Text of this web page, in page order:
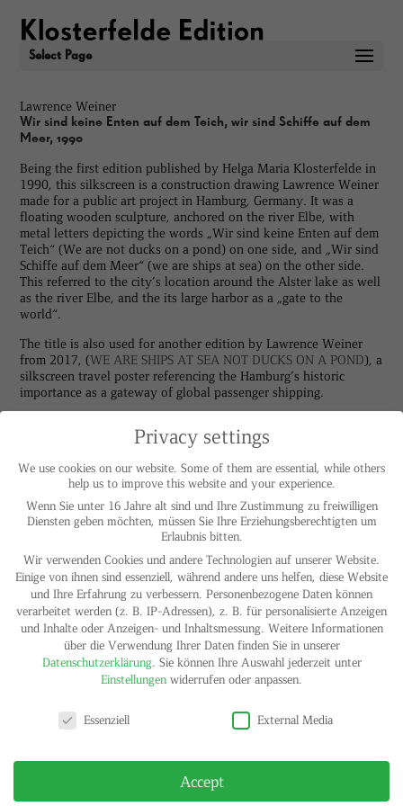
Select Page
Lawrence Weiner
Wir sind keine Enten auf dem Teich, wir sind Schiffe auf dem
Meer, 1990
Being the first edition published by Helga Maria Klosterfelde in
1990, this silkscreen is a construction drawing Lawrence Weiner
made for a public art project in Hamburg, Germany. It was a
floating wooden sculpture, anchored on the river Elbe, with
metal letters depicting the words „Wir sind keine Enten auf dem
Teich“ (We are not ducks on a pond) on one side, and „Wir sind
Schiffe auf dem Meer“ (we are ships at sea) on the other side.
This referred to the city’s location around the Alster lake as well
as the river Elbe, and the its large harbor as a „gate to the
world“.
The title is also used for another edition by Lawrence Weiner
from 2017, (WE ARE SHIPS AT SEA NOT DUCKS ON A POND), a
silkscreen travel poster referencing the Hamburg’s historic
importance as a gateway of global passenger shipping.
Meer, 1990
Privacy settings
We use cookies on our website. Some of them are essential, while others
help us to improve this website and your experience.
Wenn Sie unter 16 Jahre alt sind und Ihre Zustimmung zu freiwilligen
Diensten geben möchten, müssen Sie Ihre Erziehungsberechtigten um
Erlaubnis bitten.
Wir verwenden Cookies und andere Technologien auf unserer Website.
Einige von ihnen sind essenziell, während andere uns helfen, diese Website
und Ihre Erfahrung zu verbessern. Personenbezogene Daten können
verarbeitet werden (z. B. IP-Adressen), z. B. für personalisierte Anzeigen
und Inhalte oder Anzeigen- und Inhaltsmessung. Weitere Informationen
über die Verwendung Ihrer Daten finden Sie in unserer
Datenschutzerklärung. Sie können Ihre Auswahl jederzeit unter
Einstellungen widerrufen oder anpassen.
Essenziell
External Media
Accept